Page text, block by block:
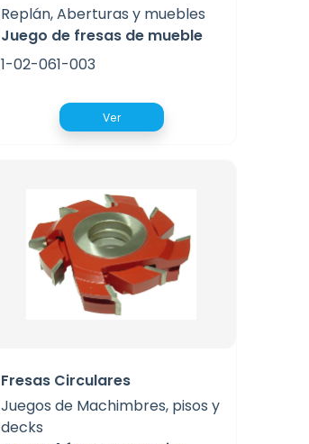
Replán, Aberturas y muebles
Juego de fresas de mueble
1-02-061-003
Ver
Fresas Circulares
Juegos de Machimbres, pisos y
decks